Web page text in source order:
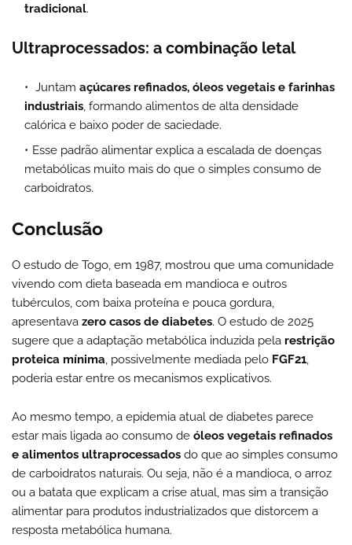
tradicional.
Ultraprocessados: a combinação letal
Juntam açúcares refinados, óleos vegetais e farinhas
industriais , formando alimentos de alta densidade
calórica e baixo poder de saciedade.
Esse padrão alimentar explica a escalada de doenças
metabólicas muito mais do que o simples consumo de
carboidratos.
Conclusão
O estudo de Togo, em 1987, mostrou que uma comunidade
vivendo com dieta baseada em mandioca e outros
tubérculos, com baixa proteína e pouca gordura,
apresentava zero casos de diabetes. O estudo de 2025
sugere que a adaptação metabólica induzida pela restrição
proteica mínima , possivelmente mediada pelo FGF21
poderia estar entre os mecanismos explicativos.
Ao mesmo tempo, a epidemia atual de diabetes parece
estar mais ligada ao consumo de óleos vegetais refinados
e alimentos ultraprocessados do que ao simples consumo
de carboidratos naturais. Ou seja, não é a mandioca, o arroz
ou a batata que explicam a crise atual, mas sim a transição
alimentar para produtos industrializados que distorcem a
resposta metabólica humana.